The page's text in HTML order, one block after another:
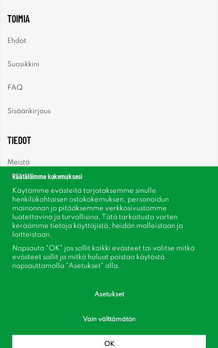
TOIMIA
Ehdot
Suosikkini
FAQ
Sisäänkirjaus
TIEDOT
Meistä
Uutiset
Uutiskirje
Tietoja evästeistä
Inspiraatiota
Seuraa meitä Facebook
Liity asiakaskerhoomme!
Räätälöimme kokemuksesi
Käytämme evästeitä tarjotaksemme sinulle
henkilökohtaisen ostokokemuksen, personoidun
mainonnan ja pitääksemme verkkosivustomme
luotettavina ja turvallisina. Tätä tarkoitusta varten
keräämme tietoja käyttäjistä, heidän malleistaan ​​ja
laitteistaan.
Napsauta "OK" jos sallit kaikki evästeet tai valitse mitkä
evästeet sallit ja mitkä haluat poistaa käytöstä
napsauttamalla "Asetukset" alla.
Asetukset
Vain välttämätön
OK